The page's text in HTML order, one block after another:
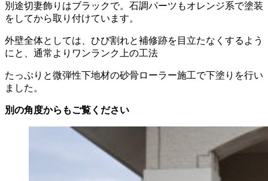
別途切妻飾りはブラックで。石調パーツもオレンジ系で塗装
をしてから取り付けています。
外壁全体としては、ひび割れと補修跡を目立たなくするよう
にと、通常よりワンランク上の工法
たっぷりと微弾性下地材の砂骨ローラー施工で下塗りを行い
ました。
別の角度からもご覧ください